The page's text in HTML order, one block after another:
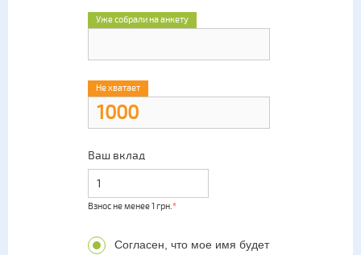
Уже собрали на анкету
Не хватает
Ваш вклад
Взнос не менее 1 грн.*
Согласен, что мое имя будет